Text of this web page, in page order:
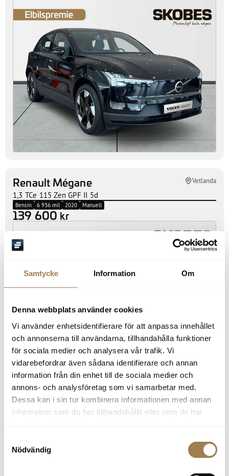
Samtycke Information Om
Denna webbplats använder cookies
Vi använder enhetsidentifierare för att anpassa innehållet
och annonserna till användarna, tillhandahålla funktioner
för sociala medier och analysera vår trafik. Vi
vidarebefordrar även sådana identifierare och annan
information från din enhet till de sociala medier och
annons- och analysföretag som vi samarbetar med.
Dessa kan i sin tur kombinera informationen med annan
information som du har tillhandahållit eller som de har
Nödvändig
Volvo EX30 Single Motor Extended
Range
Plus
Vetlanda
Automat
359 600 kr
Renault Mégane
1,3 TCe 115 Zen GPF II 5d
139 600kr